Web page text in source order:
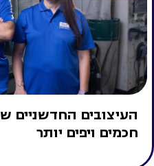
העיצובים החדשניים
חכמים ויפים יותר